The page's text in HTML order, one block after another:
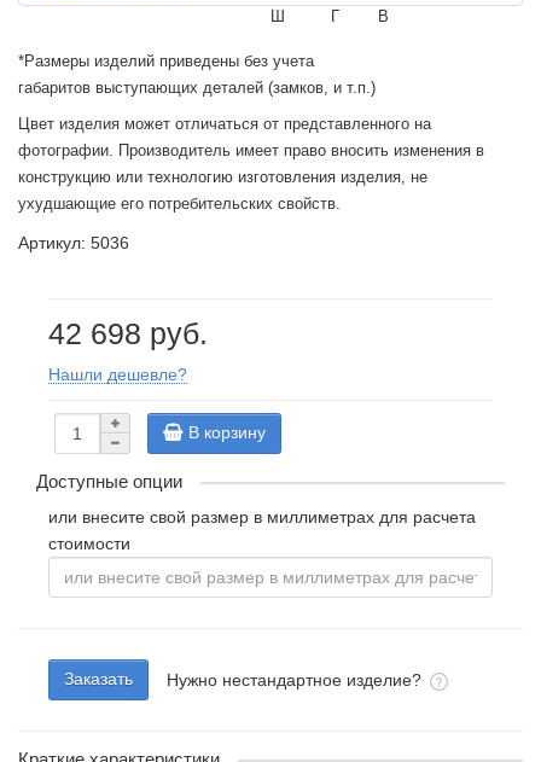
Ш В
Г
*Размеры изделий приведены без учета
габаритов выступающих деталей (замков, и т.п.)
Цвет изделия может отличаться от представленного на
фотографии. Производитель имеет право вносить изменения в
конструкцию или технологию изготовления изделия, не
ухудшающие его потребительских свойств.
Артикул: 5036
42 698 руб.
Нашли дешевле?
В корзину
Доступные опции
или внесите свой размер в миллиметрах для расчета
стоимости
Заказать Нужно нестандартное изделие?